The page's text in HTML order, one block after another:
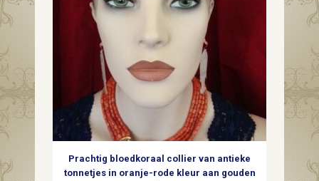
witgouden
quantity
Prachtig bloedkoraal collier van antieke
tonnetjes in oranje-rode kleur aan gouden